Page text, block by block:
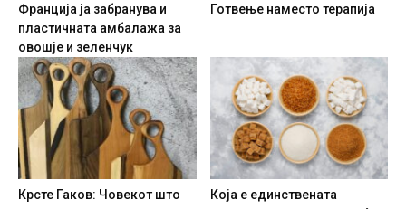
Франција ја забранува и
пластичната амбалажа за
овошје и зеленчук
Готвење наместо терапија
Крсте Гаков: Човекот што
Која е единствената